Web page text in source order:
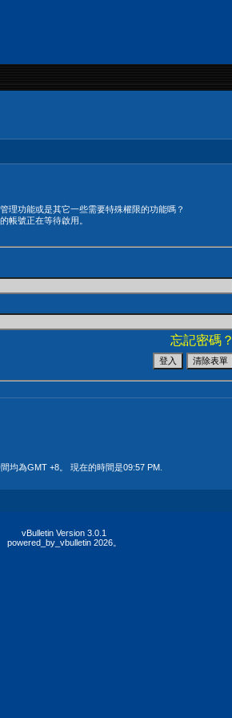
理功能或是其它一些需要特殊權限的功能嗎？
帳號正在等待啟用。
忘記密碼？
均為GMT +8。 現在的時間是09:57 PM
vBulletin Version 3.0.1
powered_by_vbulletin 2026。